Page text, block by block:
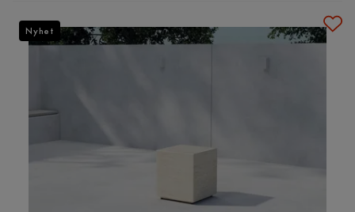
Nyhet